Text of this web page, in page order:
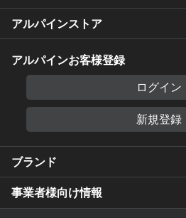
アルパインストア
アルパインお客様登録
ログイン
新規登録
ブランド
事業者様向け情報